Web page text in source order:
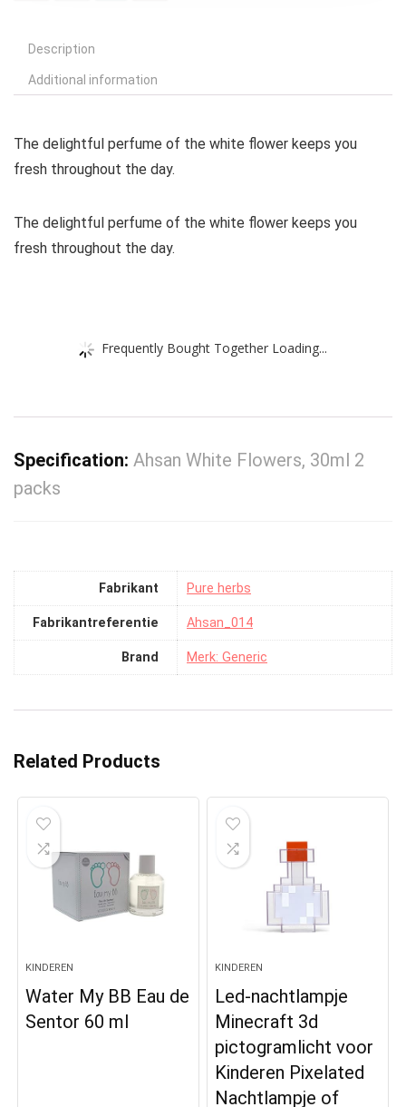
Description
Additional information
The delightful perfume of the white flower keeps you
fresh throughout the day.
The delightful perfume of the white flower keeps you
fresh throughout the day.
Frequently Bought Together Loading...
Specification: Ahsan White Flowers, 30ml 2
packs
Fabrikant ‎Pure herbs
Fabrikantreferentie ‎Ahsan_014
Brand Merk: Generic
Related Products
KINDEREN
Water My BB Eau de
Sentor 60 ml
KINDEREN
Led-nachtlampje
Minecraft 3d
pictogramlicht voor
Kinderen Pixelated
Nachtlampje of